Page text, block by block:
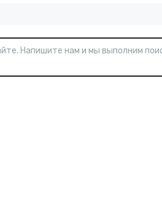
Напишите нам и мы выполним